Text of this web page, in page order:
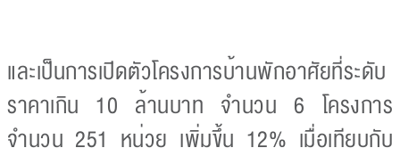
และเป็นการเปิดตัวโครงการบ้านพักอาศัยที่ระดับ
ราคาเกิน 10 ล้านบาท จำนวน 6 โครงการ
จำนวน 251 หน่วย เพิ่มขึ้น 12% เมื่อเทียบกับ